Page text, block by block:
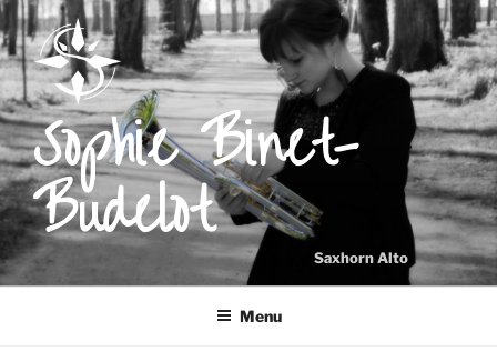
Aller
au
contenu
principalSophie Binet-
Budelot Saxhorn Alto
Menu